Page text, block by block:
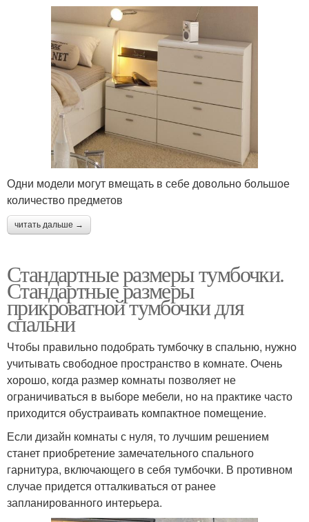
Одни модели могут вмещать в себе довольно большое
количество предметов
читать дальше →
Стандартные размеры тумбочки.
Стандартные размеры
прикроватной тумбочки для
спальни
Чтобы правильно подобрать тумбочку в спальню, нужно
учитывать свободное пространство в комнате. Очень
хорошо, когда размер комнаты позволяет не
ограничиваться в выборе мебели, но на практике часто
приходится обустраивать компактное помещение.
Если дизайн комнаты с нуля, то лучшим решением
станет приобретение замечательного спального
гарнитура, включающего в себя тумбочки. В противном
случае придется отталкиваться от ранее
запланированного интерьера.